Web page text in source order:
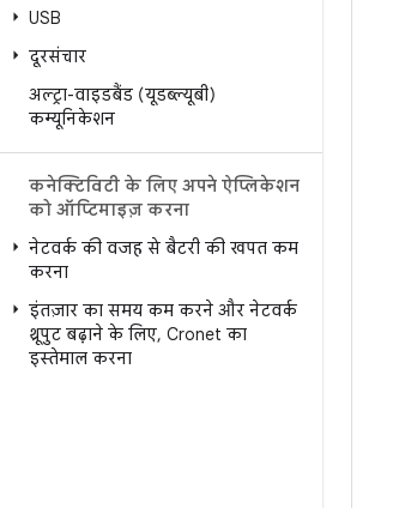
USB
दूरसंचार
अल्ट्रा-वाइडबैंड (यूडब्ल्यूबी)
कम्यूनिकेशन
कनेक्टिविटी के लिए अपने ऐप्लिकेशन
को ऑप्टिमाइज़ करना
नेटवर्क की वजह से बैटरी की खपत कम
करना
इंतज़ार का समय कम करने और नेटवर्क
थ्रूपुट बढ़ाने के लिए, Cronet का
इस्तेमाल करना